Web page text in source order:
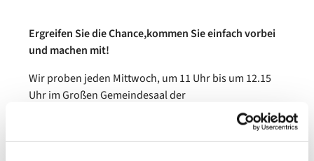
Ergreifen Sie die Chance,kommen Sie einfach vorbei
und machen mit!
Wir proben jeden Mittwoch, um 11 Uhr bis um 12.15
Uhr im Großen Gemeindesaal der
Immanuelkirche (Alte Rathhausstraße 41, 30880
Leitung: Kreiskantorin Magdalena Andrulewicz